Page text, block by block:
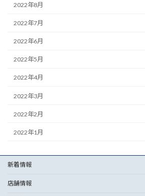
2022年8月
2022年7月
2022年6月
2022年5月
2022年4月
2022年3月
2022年2月
2022年1月
新着情報
店舗情報